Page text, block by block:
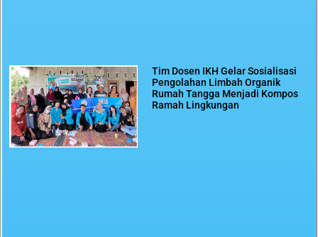
Tim Dosen IKH Gelar Sosialisasi
Pengolahan Limbah Organik
Rumah Tangga Menjadi Kompos
Ramah Lingkungan